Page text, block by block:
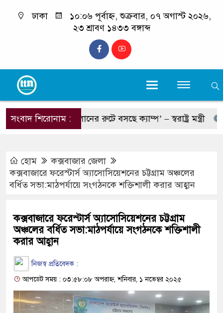
ঢাকা
১০:০৬ পূর্বাহ্ন, শুক্রবার, ০৭ অগাস্ট ২০২৬,
২৩ শ্রাবণ ১৪৩৩ বঙ্গাব্দ
সংবাদ শিরোনাম :
চোরাচালানের রুটে বসছে ক্যাম্প’ – স্বরাষ্ট্র মন্ত্রী শহীদ
হোম
কক্সবাজার জেলা
কক্সবাজারে ফরেস্টার্স অ্যাসোসিয়েশনের চট্টগ্রাম অঞ্চলের
বর্ধিত সভা:মাঠপর্যায়ে সংগঠনকে শক্তিশালী করার আহ্বান
কক্সবাজারে ফরেস্টার্স অ্যাসোসিয়েশনের চট্টগ্রাম
অঞ্চলের বর্ধিত সভা:মাঠপর্যায়ে সংগঠনকে শক্তিশালী
করার আহ্বান
নিজস্ব প্রতিবেদক :
আপডেট সময় : ০৩:৫৮:০৮ অপরাহ্ন, শনিবার, ১ নভেম্বর ২০২৫